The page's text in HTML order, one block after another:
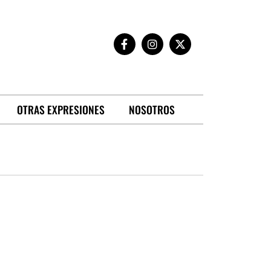
OTRAS EXPRESIONES NOSOTROS